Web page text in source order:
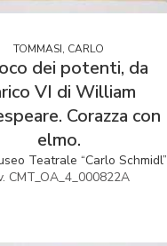
TOMMASI, CARLO
dei potenti, da
VI di William
Corazza con
elmo.
Teatrale “Carlo Schmidl”
CMT_OA_4_000822A